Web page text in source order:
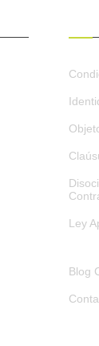
Ley
Blog